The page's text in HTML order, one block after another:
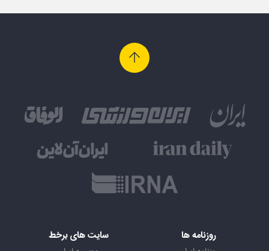
روزنامه ها سایت های برخط